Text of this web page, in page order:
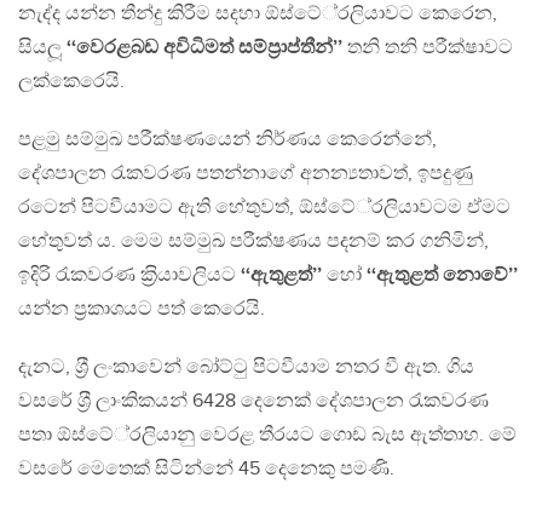
නැද්ද යන්න තීන්දු කිරීම සදහා ඕස්ටේ‍්‍රලියාවට කෙරෙන,
සියලූ ‘‘වෙරළබඩ අවිධිමත් සම්ප‍්‍රාප්තීන්’’ තනි තනි පරීක්ෂාවට
ලක්කෙරෙයි.
පළමු සම්මුඛ පරීක්ෂණයෙන් නිර්ණය කෙරෙන්නේ,
දේශපාලන රැකවරණ පතන්නාගේ අනන්‍යතාවත්, ඉපදුණු
රටෙන් පිටවීයාමට ඇති හේතුවත්, ඕස්ටේ‍්‍රලියාවටම ඒමට
හේතුවත් ය. මෙම සම්මුඛ පරීක්ෂණය පදනම් කර ගනිමින්,
ඉදිරි රැකවරණ ක‍්‍රියාවලියට ‘‘ඇතුළත්’’ හෝ ‘‘ඇතුළත් නොවේ’’
යන්න ප‍්‍රකාශයට පත් කෙරෙයි.
දැනට, ශ‍්‍රී ලංකාවෙන් බෝට්ටු පිටවීයාම නතර වී ඇත. ගිය
වසරේ ශ‍්‍රී ලාංකිකයන් 6428 දෙනෙක් දේශපාලන රැකවරණ
පතා ඕස්ටේ‍්‍රලියානු වෙරළ තීරයට ගොඩ බැස ඇත්තාහ. මේ
වසරේ මෙතෙක් සිටින්නේ 45 දෙනෙකු පමණි.